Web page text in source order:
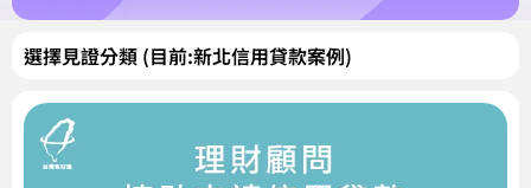
選擇見證分類 (目前:新北信用貸款案例)